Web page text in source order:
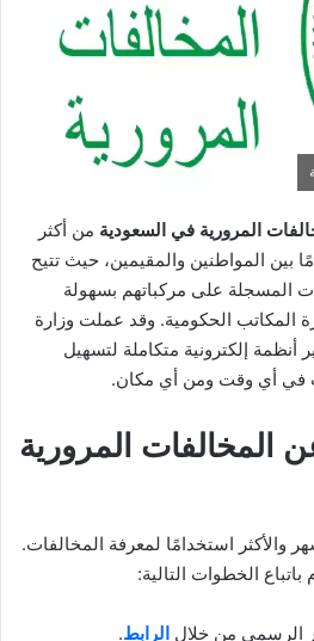
المرورية في السعودية من أكثر
بين المواطنين والمقيمين، حيث تتيح
المسجلة على مركباتهم بسهولة
المكاتب الحكومية. وقد عملت وزارة
أنظمة إلكترونية متكاملة لتسهيل
في أي وقت ومن أي مكان.
المخالفات المرورية
والأكثر استخدامًا لمعرفة المخالفات.
الخطوات التالية:
الرسمي من خلال الرابط.